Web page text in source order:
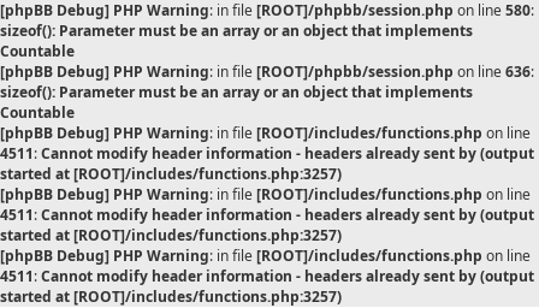
[phpBB Debug] PHP Warning: in file[ROOT]/phpbb/session.php on line580:
sizeof(): Parameter must be an array or an object that implements
Countable
[phpBB Debug] PHP Warning: in file[ROOT]/phpbb/session.php on line636:
sizeof(): Parameter must be an array or an object that implements
Countable
[phpBB Debug] PHP Warning: in file[ROOT]/includes/functions.php on line
4511:Cannot modify header information - headers already sent by (output
started at [ROOT]/includes/functions.php:3257)
[phpBB Debug] PHP Warning: in file[ROOT]/includes/functions.php on line
4511:Cannot modify header information - headers already sent by (output
started at [ROOT]/includes/functions.php:3257)
[phpBB Debug] PHP Warning: in file[ROOT]/includes/functions.php on line
4511:Cannot modify header information - headers already sent by (output
started at [ROOT]/includes/functions.php:3257)